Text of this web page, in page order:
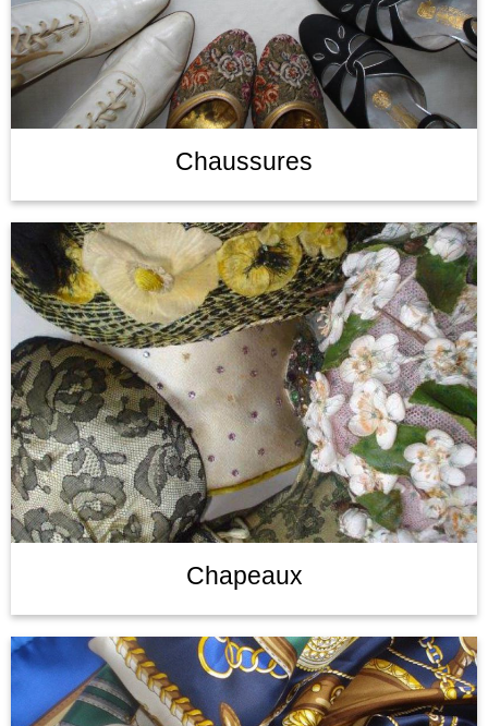
Chaussures
Chapeaux